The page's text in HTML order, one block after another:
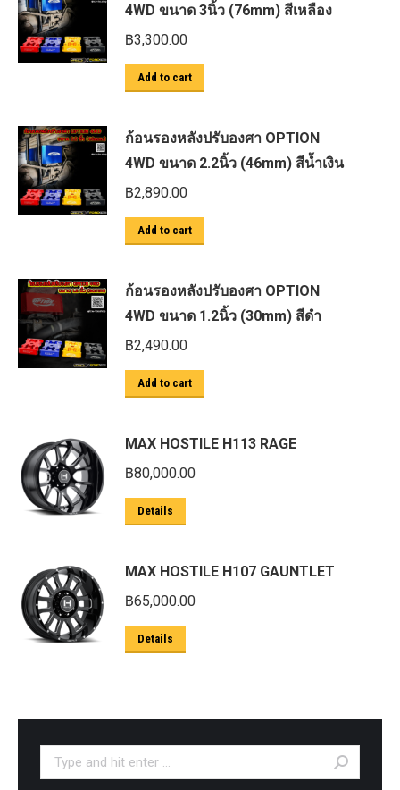
4WD ขนาด 3นิ้ว (76mm) สีเหลือง
฿3,300.00
Add to cart
ก้อนรองหลังปรับองศา OPTION
4WD ขนาด 2.2นิ้ว (46mm) สีน้ำเงิน
฿2,890.00
Add to cart
ก้อนรองหลังปรับองศา OPTION
4WD ขนาด 1.2นิ้ว (30mm) สีดำ
฿2,490.00
Add to cart
MAX HOSTILE H113 RAGE
฿80,000.00
Details
MAX HOSTILE H107 GAUNTLET
฿65,000.00
Details
Search: